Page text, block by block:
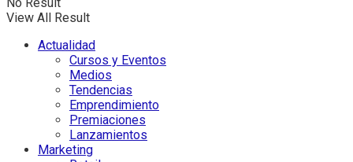
View All Result
Actualidad
Cursos y Eventos
Medios
Tendencias
Emprendimiento
Premiaciones
Lanzamientos
Marketing